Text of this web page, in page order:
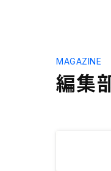
編集
MAGAZINE